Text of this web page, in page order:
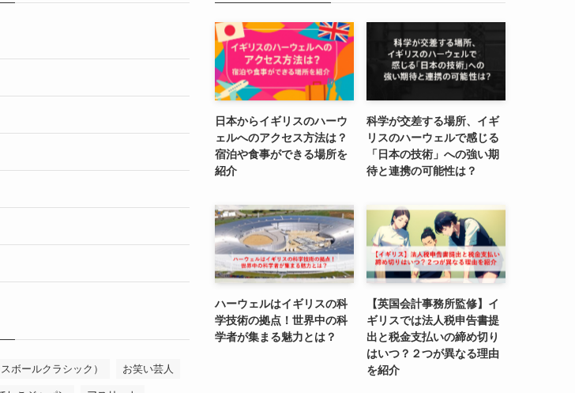
ボールクラシック） お笑い芸人
日本からイギリスのハーウ
ェルへのアクセス方法は？
宿泊や食事ができる場所を
紹介
科学が交差する場所、イギ
リスのハーウェルで感じる
「日本の技術」への強い期
待と連携の可能性は？
ハーウェルはイギリスの科
学技術の拠点！世界中の科
学者が集まる魅力とは？
【英国会計事務所監修】イ
ギリスでは法人税申告書提
出と税金支払いの締め切り
はいつ？２つが異なる理由
を紹介